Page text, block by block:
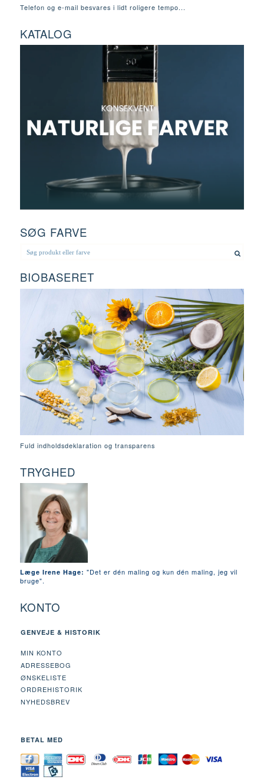
Telefon og e-mail besvares i lidt roligere tempo...
KATALOG
SØG FARVE
BIOBASERET
Fuld indholdsdeklaration og transparens
TRYGHED
Læge Irene Hage: "Det er dén maling og kun dén maling, jeg vil
bruge".
KONTO
GENVEJE & HISTORIK
MIN KONTO
ADRESSEBOG
ØNSKELISTE
ORDREHISTORIK
NYHEDSBREV
BETAL MED